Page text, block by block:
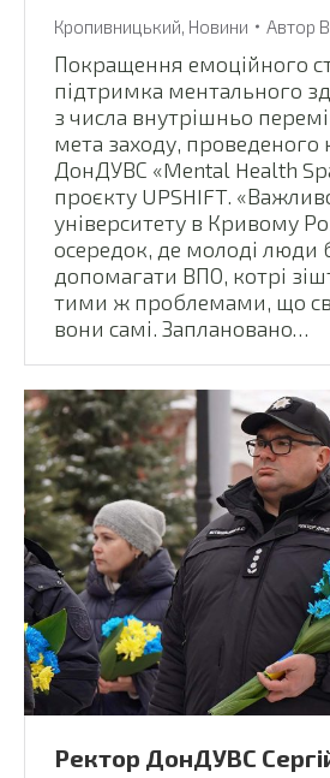
Кропивницький, Новини Автор
Покращення емоційного
підтримка ментального
з числа внутрішньо
мета заходу,
ДонДУВС «Mental Health
проєкту UPSHIFT.
університету в Кривому
осередок, де молоді люди
допомагати ВПО, котрі
тими ж проблемами, що
вони самі. Заплановано…
Ректор ДонДУВС